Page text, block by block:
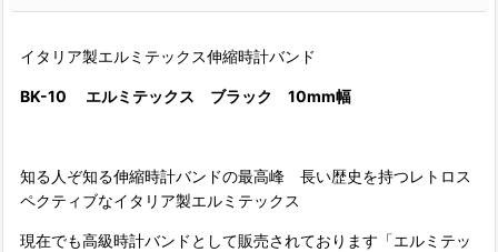
イタリア製エルミテックス伸縮時計バンド
BK-10 エルミテックス ブラック 10mm幅
知る人ぞ知る伸縮時計バンドの最高峰 長い歴史を持つレトロス
ペクティブなイタリア製エルミテックス
現在でも高級時計バンドとして販売されております「エルミテッ